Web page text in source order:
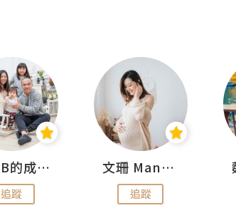
和牛B的成長日記
追蹤
文珊 ManShan
追蹤